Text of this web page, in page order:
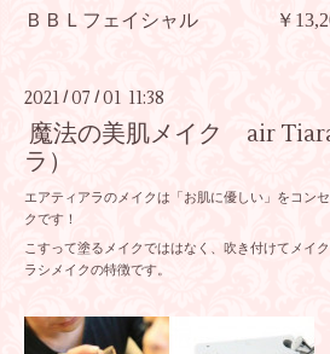
ＢＢＬフェイシャル ￥
2021 /07 /01 11:38
魔法の美肌メイク air
ラ）
エアティアラのメイクは「お肌に優しい」をコン
クです！
こすって塗るメイクでははなく、吹き付けてメイ
ラシメイクの特徴です。